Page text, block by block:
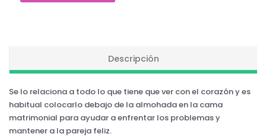
Descripción
Se lo relaciona a todo lo que tiene que ver con el corazón y es
habitual colocarlo debajo de la almohada en la cama
matrimonial para ayudar a enfrentar los problemas y
mantener a la pareja feliz.